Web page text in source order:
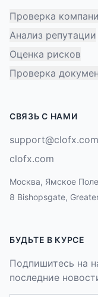
Проверка
Анализ репутации
Оценка рисков
Проверка
СВЯЗЬ С НАМИ
support@clofx.com
clofx.com
Москва, Ямское
8 Bishopsgate,
БУДЬТЕ В КУРСЕ
Подпишитесь на
последние